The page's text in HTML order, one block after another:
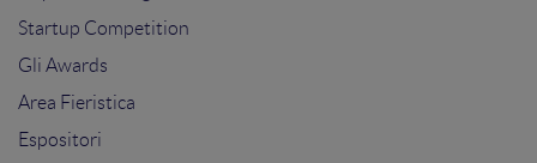
Startup Competition
Gli Awards
Area Fieristica
Espositori